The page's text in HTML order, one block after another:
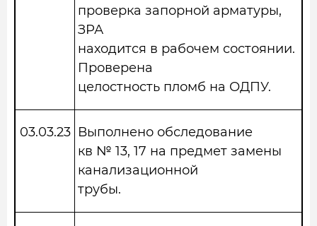
проверка запорной арматуры,
ЗРА
находится в рабочем состоянии.
Проверена
целостность пломб на ОДПУ.
03.03.23 Выполнено обследование
кв № 13, 17 на предмет замены
канализационной
трубы.